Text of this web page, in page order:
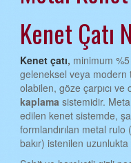
BALIKESİR KENET
BİLECİK KENET ÇATI
BİNGÖL KENET ÇATI
BİTLİS KENET ÇATI
BOLU KENET ÇATI
BURDUR KENET ÇATI
Kenet Çatı
Kenet çatı, minimum
geleneksel veya
olabilen, göze çarpıcı
kaplamasistemidir.
edilen kenet sistemde,
formlandırılan metal
bakır) istenilen